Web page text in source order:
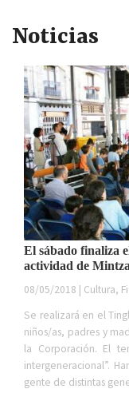
Noticias
El sábado finaliza
actividad de
08/05/2018 | Cultura,
Se realizará en el
niños/as, padres y
la Corporación. El
intergeneracional”.
gente de distintas